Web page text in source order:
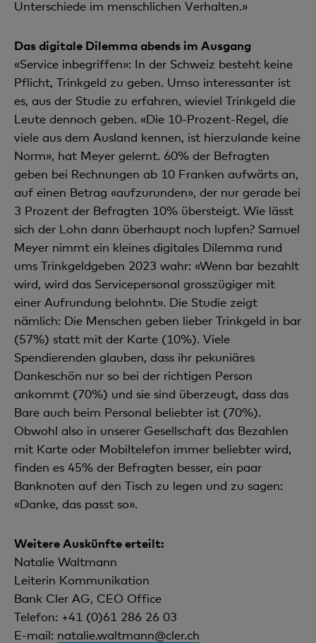
Unterschiede im menschlichen Verhalten.»
Das digitale Dilemma abends im Ausgang
«Service inbegriffen»: In der Schweiz besteht keine
Pflicht, Trinkgeld zu geben. Umso interessanter ist
es, aus der Studie zu erfahren, wieviel Trinkgeld die
Leute dennoch geben. «Die 10-Prozent-Regel, die
viele aus dem Ausland kennen, ist hierzulande keine
Norm», hat Meyer gelernt. 60% der Befragten
geben bei Rechnungen ab 10 Franken aufwärts an,
auf einen Betrag «aufzurunden», der nur gerade bei
3 Prozent der Befragten 10% übersteigt. Wie lässt
sich der Lohn dann überhaupt noch lupfen? Samuel
Meyer nimmt ein kleines digitales Dilemma rund
ums Trinkgeldgeben 2023 wahr: «Wenn bar bezahlt
wird, wird das Servicepersonal grosszügiger mit
einer Aufrundung belohnt». Die Studie zeigt
nämlich: Die Menschen geben lieber Trinkgeld in bar
(57%) statt mit der Karte (10%). Viele
Spendierenden glauben, dass ihr pekuniäres
Dankeschön nur so bei der richtigen Person
ankommt (70%) und sie sind überzeugt, dass das
Bare auch beim Personal beliebter ist (70%).
Obwohl also in unserer Gesellschaft das Bezahlen
mit Karte oder Mobiltelefon immer beliebter wird,
finden es 45% der Befragten besser, ein paar
Banknoten auf den Tisch zu legen und zu sagen:
«Danke, das passt so».
Weitere Auskünfte erteilt:
Natalie Waltmann
Leiterin Kommunikation
Bank Cler AG, CEO Office
Telefon: +41 (0)61 286 26 03
E-mail: natalie.waltmann@cler.ch